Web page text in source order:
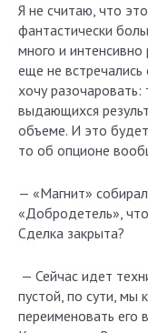
Я не считаю, что
фантастически
много и
еще не
хочу
выдающихся
объеме. И это
то об опционе
— «Магнит»
«Добродетель»,
Сделка закрыта?
— Сейчас идет
пустой, по сути, мы
переименовать